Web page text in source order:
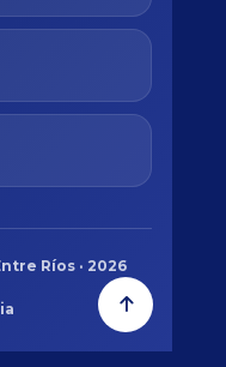
Ríos · 2026